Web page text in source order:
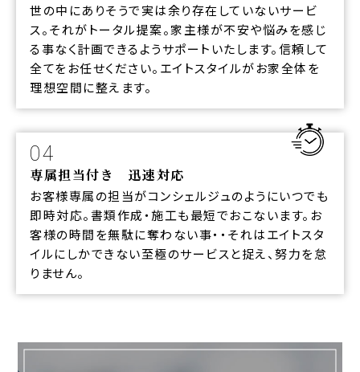
世の中にありそうで実は余り存在していないサービ
ス。それがトータル提案。家主様が不安や悩みを感じ
る事なく計画できるようサポートいたします。信頼して
全てをお任せください。エイトスタイルがお家全体を
理想空間に整えます。
04
専属担当付き 迅速対応
お客様専属の担当がコンシェルジュのようにいつでも
即時対応。書類作成・施工も最短でおこないます。お
客様の時間を無駄に奪わない事・・それはエイトスタ
イルにしかできない至極のサービスと捉え、努力を怠
りません。